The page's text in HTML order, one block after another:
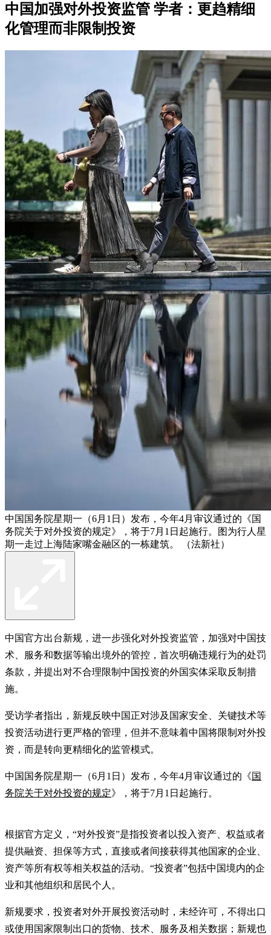
中国加强对外投资监管 学者：更趋精细
化管理而非限制投资
中国国务院星期一（6月1日）发布，今年4月审议通过的《国
务院关于对外投资的规定》，将于7月1日起施行。图为行人星
期一走过上海陆家嘴金融区的一栋建筑。 （法新社）
中国官方出台新规，进一步强化对外投资监管，加强对中国技
术、服务和数据等输出境外的管控，首次明确违规行为的处罚
条款，并提出对不合理限制中国投资的外国实体采取反制措
施。
受访学者指出，新规反映中国正对涉及国家安全、关键技术等
投资活动进行更严格的管理，但并不意味着中国将限制对外投
资，而是转向更精细化的监管模式。
中国国务院星期一（6月1日）发布，今年4月审议通过的《国
务院关于对外投资的规定》，将于7月1日起施行。
根据官方定义，“对外投资”是指投资者以投入资产、权益或者
提供融资、担保等方式，直接或者间接获得其他国家的企业、
资产等所有权等相关权益的活动。“投资者”包括中国境内的企
业和其他组织和居民个人。
新规要求，投资者对外开展投资活动时，未经许可，不得出口
或使用国家限制出口的货物、技术、服务及相关数据；新规也